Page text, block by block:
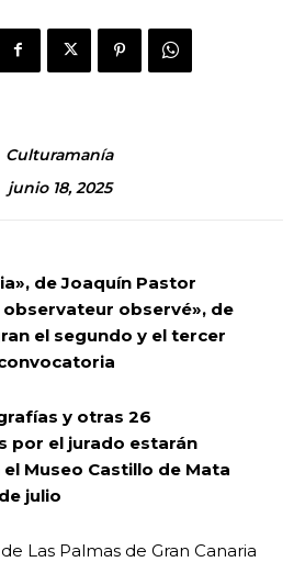
Culturamanía
junio 18, 2025
de Joaquín Pastor
observateur observé», de
el segundo y el tercer
y otras 26
por el jurado estarán
Museo Castillo de Mata
julio
Las Palmas de Gran Canaria